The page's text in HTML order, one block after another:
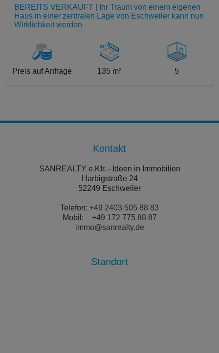
BEREITS VERKAUFT | Ihr Traum von einem eigenen
Haus in einer zentralen Lage von Eschweiler kann nun
Wirklichkeit werden
Preis auf Anfrage 135 m² 5
Kontakt
SANREALTY e.Kfr. - Ideen in Immobilien
Harbigstraße 24
52249 Eschweiler
Telefon: +49 2403 505 88 83
Mobil:
+49 172 775 88 87
immo@sanrealty.de
Standort